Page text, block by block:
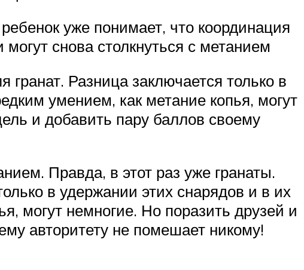
уже понимает, что координация
снова столкнуться с метанием
гранат. Разница заключается только в
умением, как метание копья, могут
и добавить пару баллов своему
Правда, в этот раз уже гранаты.
в удержании этих снарядов и в их
могут немногие. Но поразить друзей и
авторитету не помешает никому!